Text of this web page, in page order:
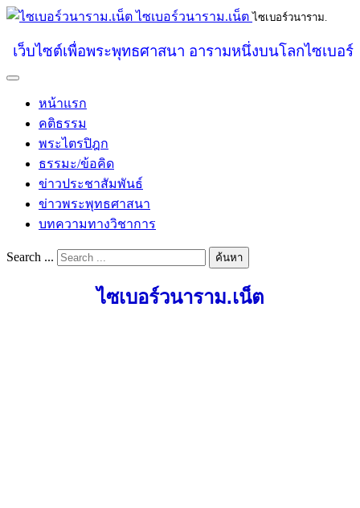
ไซเบอร์วนาราม.เน็ต ไซเบอร์วนาราม.
เว็บไซต์เพื่อพระพุทธศาสนา อารามหนึ่งบนโลกไซเบอร์
หน้าแรก
คติธรรม
พระไตรปิฎก
ธรรมะ/ข้อคิด
ข่าวประชาสัมพันธ์
ข่าวพระพุทธศาสนา
บทความทางวิชาการ
Search ... ค้นหา
ไซเบอร์วนาราม.เน็ต